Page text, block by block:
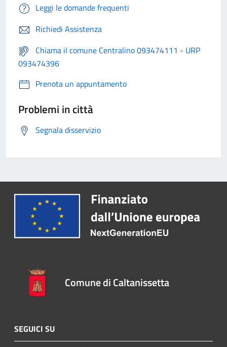
Leggi le domande frequenti
Richiedi Assistenza
Chiama il comune Centralino 093474111 - URP
093474396
Prenota un appuntamento
Problemi in città
Segnala disservizio
Comune di Caltanissetta
SEGUICI SU